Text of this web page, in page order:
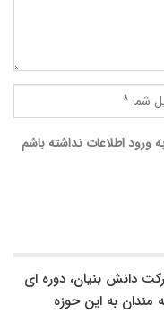
ورود اطلاعات نداشته باشم
دانش بنیان، دوره ای
مندان به این حوزه